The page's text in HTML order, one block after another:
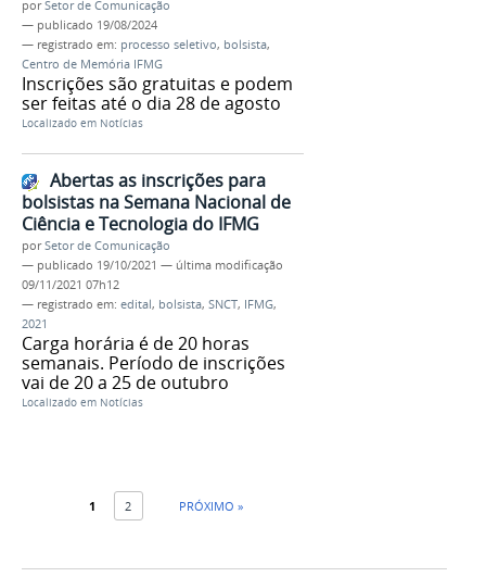
porSetor de Comunicação
— publicado 19/08/2024
— registrado em: processo seletivo, bolsista,
Centro de Memória IFMG
Inscrições são gratuitas e podem
ser feitas até o dia 28 de agosto
Localizado em Notícias
Abertas as inscrições para
bolsistas na Semana Nacional de
Ciência e Tecnologia do IFMG
porSetor de Comunicação
— publicado 19/10/2021 — última modificação
09/11/2021 07h12
— registrado em: edital, bolsista, SNCT, IFMG,
2021
Carga horária é de 20 horas
semanais. Período de inscrições
vai de 20 a 25 de outubro
Localizado em Notícias
1 2 PRÓXIMO »